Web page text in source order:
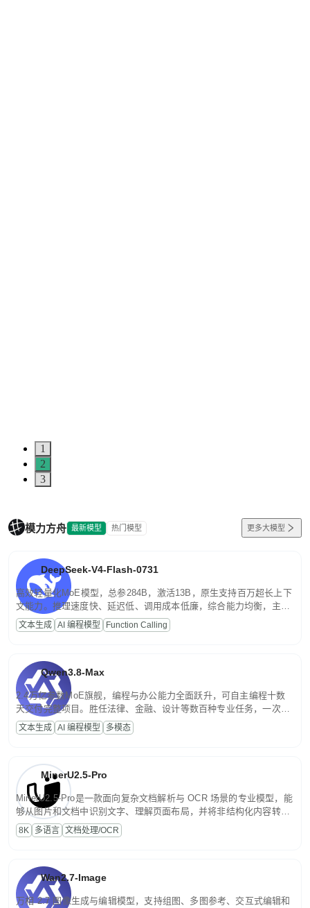
1
2
3
模力方舟 最新模型 热门模型 更多大模型
DeepSeek-V4-Flash-0731
高效轻量化MoE模型，总参284B，激活13B，原生支持百万超长上下
文能力。推理速度快、延迟低、调用成本低廉，综合能力均衡，主打
高并发、轻量化任务，适合日常对话、内容创作、基础 RAG、批量
文案处理等普惠刚需场景。
文本生成 AI 编程模型 Function Calling
Qwen3.8-Max
2.4万亿参数MoE旗舰，编程与办公能力全面跃升，可自主编程十数
天交付完整项目。胜任法律、金融、设计等数百种专业任务，一次对
话端到端交付生产级成果。原生视觉理解贯穿规划、执行与验证全流
程，支持超长文档与长视频的深度语义解析。长程任务中自主规划与
文本生成 AI 编程模型 多模态
MinerU2.5-Pro
MinerU2.5-Pro是一款面向复杂文档解析与 OCR 场景的专业模型，能
够从图片和文档中识别文字、理解页面布局，并将非结构化内容转换
为便于存储、检索和二次处理的结构化结果。
8K 多语言 文档处理/OCR
Wan2.7-Image
万相 2.7 图像生成与编辑模型，支持组图、多图参考、交互式编辑和